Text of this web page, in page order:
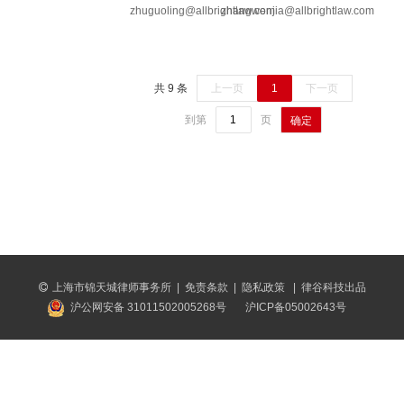
zhuguoling@allbrightlaw.comzhangwenjia@allbrightlaw.com
共 9 条 上一页 1 下一页
到第 页 确定
上海市锦天城律师事务所 免责条款 隐私政策
律谷科技出品
沪公网安备 31011502005268号
沪ICP备05002643号